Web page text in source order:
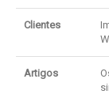
Clientes
Artigos